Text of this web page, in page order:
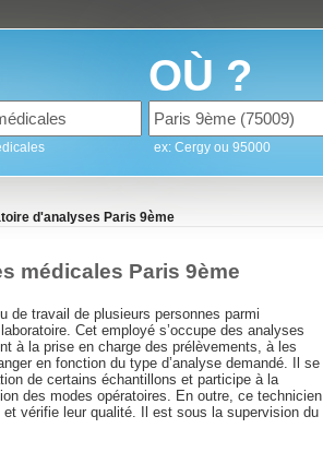
OÙ ?
ex: Cergy ou 95000
d'analyses Paris 9ème
médicales Paris 9ème
de travail de plusieurs personnes parmi
Cet employé s’occupe des analyses
à la prise en charge des prélèvements, à les
en fonction du type d’analyse demandé. Il se
de certains échantillons et participe à la
des modes opératoires. En outre, ce technicien
vérifie leur qualité. Il est sous la supervision du